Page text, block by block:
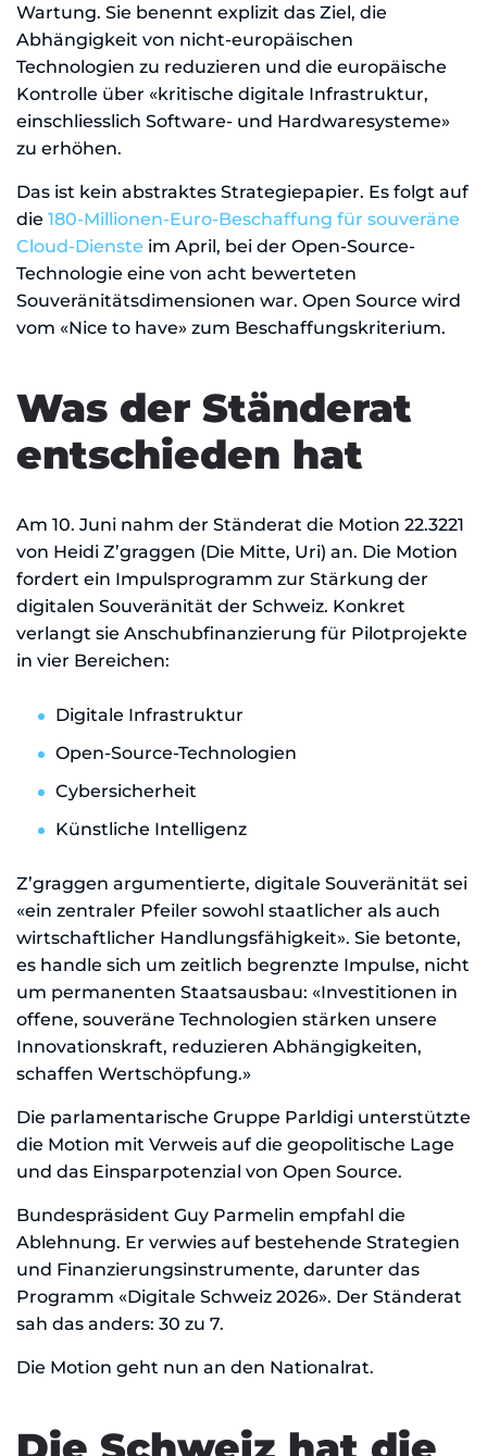
Wartung. Sie benennt explizit das Ziel, die
Abhängigkeit von nicht-europäischen
Technologien zu reduzieren und die europäische
Kontrolle über «kritische digitale Infrastruktur,
einschliesslich Software- und Hardwaresysteme»
zu erhöhen.
Das ist kein abstraktes Strategiepapier. Es folgt auf
die 180-Millionen-Euro-Beschaffung für souveräne
Cloud-Dienste im April, bei der Open-Source-
Technologie eine von acht bewerteten
Souveränitätsdimensionen war. Open Source wird
vom «Nice to have» zum Beschaffungskriterium.
Was der Ständerat
entschieden hat
Am 10. Juni nahm der Ständerat die Motion 22.3221
von Heidi Z’graggen (Die Mitte, Uri) an. Die Motion
fordert ein Impulsprogramm zur Stärkung der
digitalen Souveränität der Schweiz. Konkret
verlangt sie Anschubfinanzierung für Pilotprojekte
in vier Bereichen:
Digitale Infrastruktur
Open-Source-Technologien
Cybersicherheit
Künstliche Intelligenz
Z’graggen argumentierte, digitale Souveränität sei
«ein zentraler Pfeiler sowohl staatlicher als auch
wirtschaftlicher Handlungsfähigkeit». Sie betonte,
es handle sich um zeitlich begrenzte Impulse, nicht
um permanenten Staatsausbau: «Investitionen in
offene, souveräne Technologien stärken unsere
Innovationskraft, reduzieren Abhängigkeiten,
schaffen Wertschöpfung.»
Die parlamentarische Gruppe Parldigi unterstützte
die Motion mit Verweis auf die geopolitische Lage
und das Einsparpotenzial von Open Source.
Bundespräsident Guy Parmelin empfahl die
Ablehnung. Er verwies auf bestehende Strategien
und Finanzierungsinstrumente, darunter das
Programm «Digitale Schweiz 2026». Der Ständerat
sah das anders: 30 zu 7.
Die Motion geht nun an den Nationalrat.